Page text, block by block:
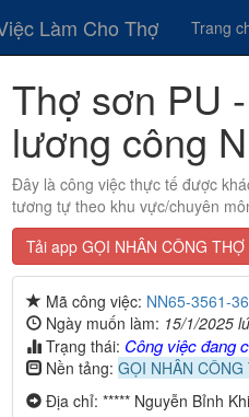
Làm Cho Thợ Trang
Thợ sơn PU
lương công
Đây là công việc thực tế được
tương tự theo khu vực/chuyên
Tải app GỌI NHÂN CÔNG
Mã công việc: NN65-3561-
Ngày muốn làm: 15/1/2025
Trạng thái: Công việc đang
Nền tảng: GỌI NHÂN CÔNG
Địa chỉ: ***** Nguyễn Bỉnh